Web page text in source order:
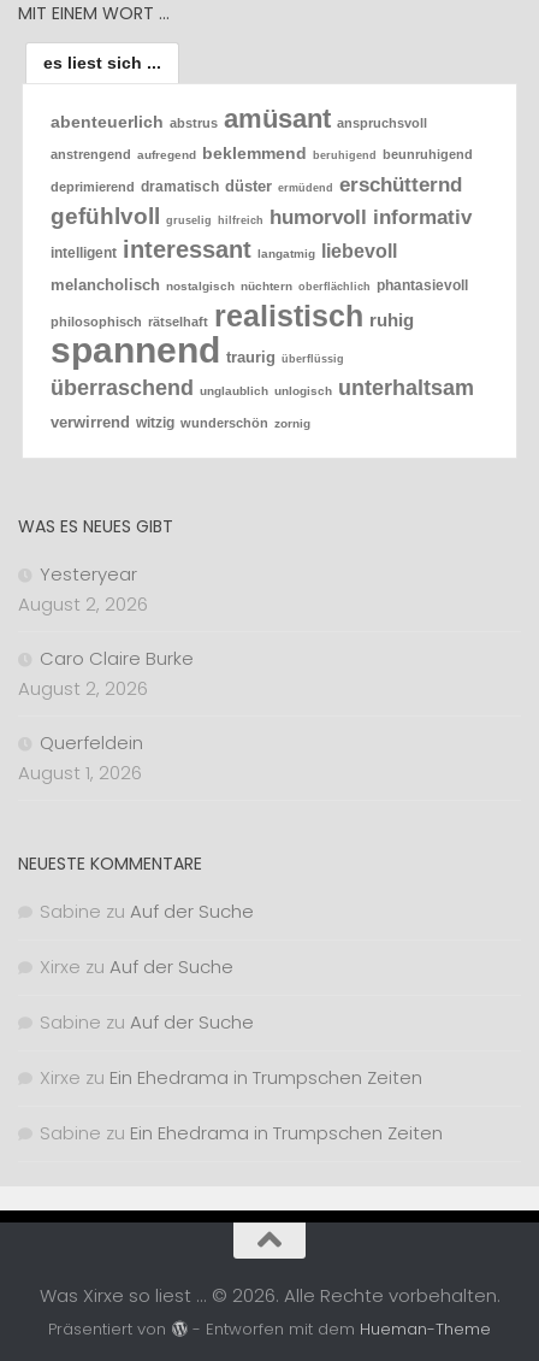
MIT EINEM WORT …
es liest sich ...
abenteuerlich abstrus amüsant anspruchsvoll
anstrengend aufregend beklemmend beruhigend beunruhigend
deprimierend dramatisch düster ermüdend erschütternd
gefühlvoll gruselig hilfreich humorvoll informativ
intelligent interessant langatmig liebevoll
melancholisch nostalgisch nüchtern oberflächlich phantasievoll
philosophisch rätselhaft realistisch ruhig
spannend traurig überflüssig
überraschend unglaublich unlogisch unterhaltsam
verwirrend witzig wunderschön zornig
WAS ES NEUES GIBT
Yesteryear
August 2, 2026
Caro Claire Burke
August 2, 2026
Querfeldein
August 1, 2026
NEUESTE KOMMENTARE
Sabine zu Auf der Suche
Xirxe zu Auf der Suche
Sabine zu Auf der Suche
Xirxe zu Ein Ehedrama in Trumpschen Zeiten
Sabine zu Ein Ehedrama in Trumpschen Zeiten
Was Xirxe so liest ... © 2026. Alle Rechte vorbehalten.
Präsentiert von - Entworfen mit dem Hueman-Theme